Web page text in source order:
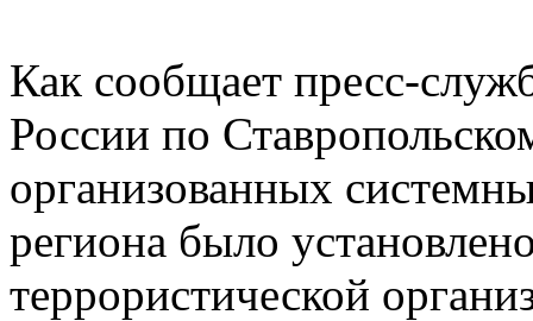
Как сообщает пресс-
России по
организованных
региона было
террористической